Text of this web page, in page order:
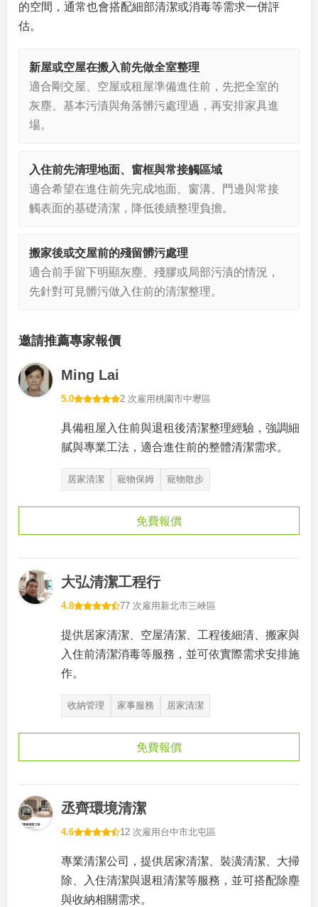
的空間，通常也會搭配細部清潔或消毒等需求一併評
估。
新屋或空屋在搬入前先做全室整理
適合剛交屋、空屋或租屋準備進住前，先把全室的
灰塵、基本污漬與角落髒污處理過，再安排家具進
場。
入住前先清理地面、窗框與常接觸區域
適合希望在進住前先完成地面、窗溝、門邊與常接
觸表面的基礎清潔，降低後續整理負擔。
搬家後或交屋前的殘留髒污處理
適合前手留下明顯灰塵、殘膠或局部污漬的情況，
先針對可見髒污做入住前的清潔整理。
邀請推薦專家報價
Ming Lai
5.0 2 次雇用桃園市中壢區
具備租屋入住前與退租後清潔整理經驗，強調細
膩與專業工法，適合進住前的整體清潔需求。
居家清潔 寵物保姆 寵物散步
免費報價
大弘清潔工程行
4.8 77 次雇用 新北市三峽區
提供居家清潔、空屋清潔、工程後細清、搬家與
入住前清潔消毒等服務，並可依實際需求安排施
作。
收納管理 家事服務 居家清潔
免費報價
丞齊環境清潔
4.6 12 次雇用 台中市北屯區
專業清潔公司，提供居家清潔、裝潢清潔、大掃
除、入住清潔與退租清潔等服務，並可搭配除塵
與收納相關需求。